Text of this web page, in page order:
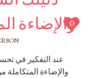
والإضاءة
0
عند التفكير في
والإضاءة المتكاملة